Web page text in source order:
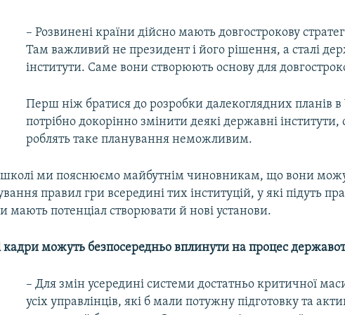
– Розвинені країни дійсно мають довгострокову
Там важливий не президент і його рішення, а сталі
інститути. Саме вони створюють основу для
Перш ніж братися до розробки далекоглядних планів в
потрібно докорінно змінити деякі державні інститути,
роблять таке планування неможливим.
ми пояснюємо майбутнім чиновникам, що вони
правил гри всередині тих інституцій, у які підуть
мають потенціал створювати й нові установи.
кадри можуть безпосередньо вплинути на процес
– Для змін усередині системи достатньо критичної
усіх управлінців, які б мали потужну підготовку та